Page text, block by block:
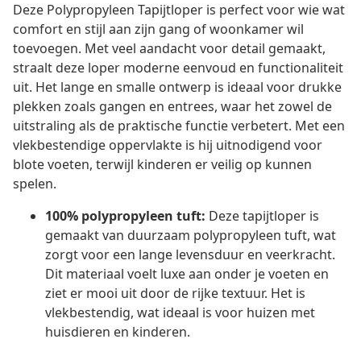
Deze Polypropyleen Tapijtloper is perfect voor wie wat
comfort en stijl aan zijn gang of woonkamer wil
toevoegen. Met veel aandacht voor detail gemaakt,
straalt deze loper moderne eenvoud en functionaliteit
uit. Het lange en smalle ontwerp is ideaal voor drukke
plekken zoals gangen en entrees, waar het zowel de
uitstraling als de praktische functie verbetert. Met een
vlekbestendige oppervlakte is hij uitnodigend voor
blote voeten, terwijl kinderen er veilig op kunnen
spelen.
100% polypropyleen tuft: Deze tapijtloper is
gemaakt van duurzaam polypropyleen tuft, wat
zorgt voor een lange levensduur en veerkracht.
Dit materiaal voelt luxe aan onder je voeten en
ziet er mooi uit door de rijke textuur. Het is
vlekbestendig, wat ideaal is voor huizen met
huisdieren en kinderen.